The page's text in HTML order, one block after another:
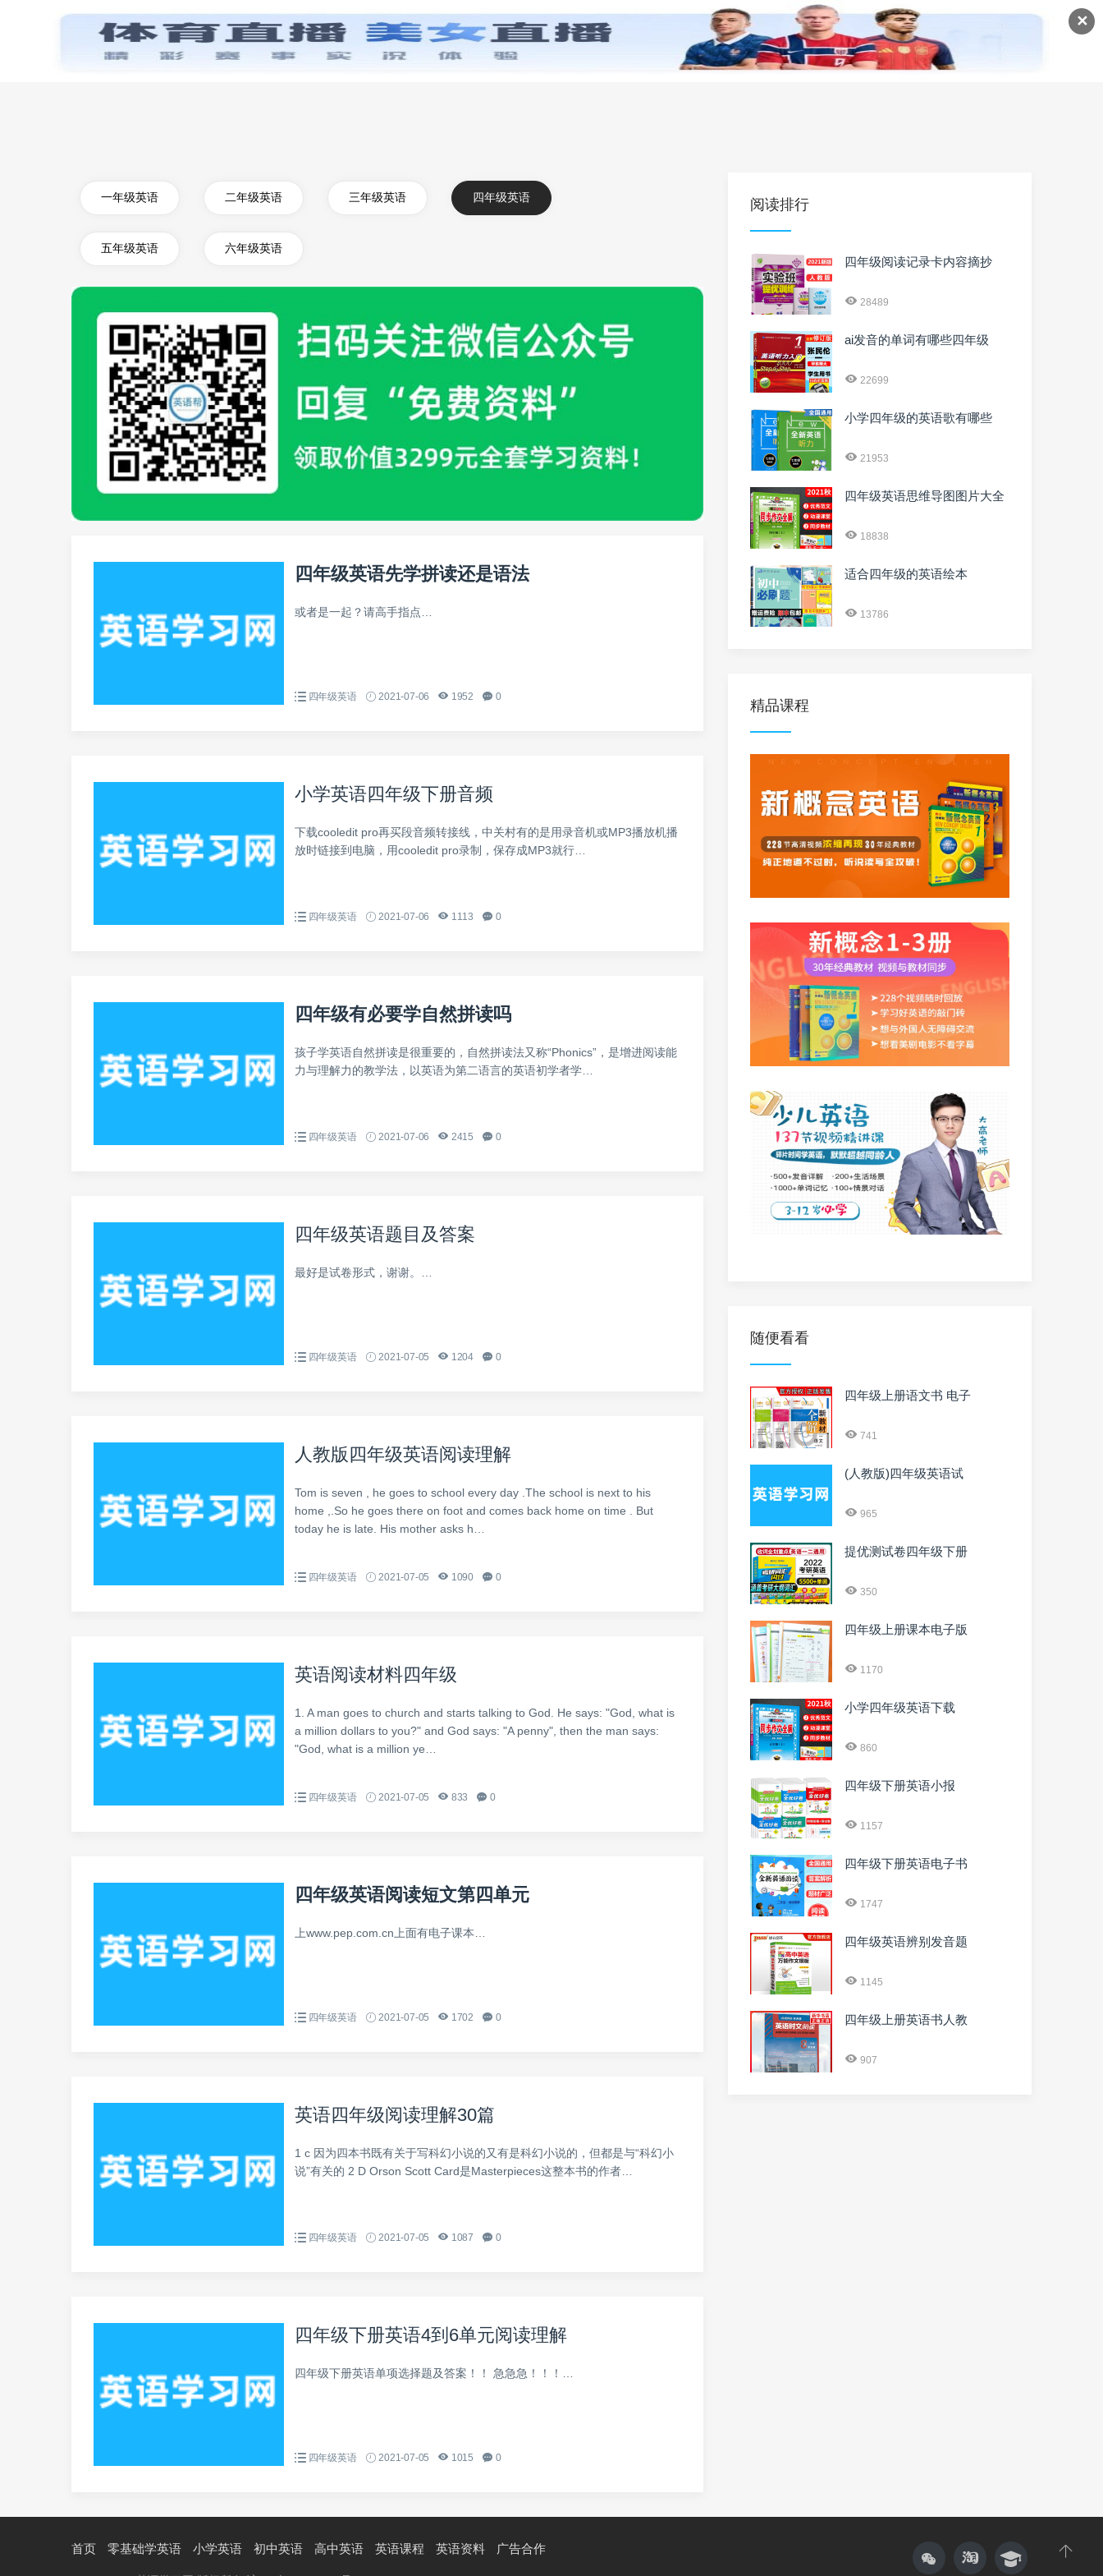
✕
首页 零基础学英语 小学英语 初中英语 高中英语 英语课程 英语资料
一年级英语 二年级英语 三年级英语 四年级英语
五年级英语 六年级英语
四年级英语先学拼读还是语法
或者是一起？请高手指点…
四年级英语 2021-07-06 1952 0
小学英语四年级下册音频
下载cooledit pro再买段音频转接线，中关村有的是用录音机或MP3播放机播
放时链接到电脑，用cooledit pro录制，保存成MP3就行…
四年级英语 2021-07-06 1113 0
四年级有必要学自然拼读吗
孩子学英语自然拼读是很重要的，自然拼读法又称“Phonics”，是增进阅读能
力与理解力的教学法，以英语为第二语言的英语初学者学…
四年级英语 2021-07-06 2415 0
四年级英语题目及答案
最好是试卷形式，谢谢。…
四年级英语 2021-07-05 1204 0
人教版四年级英语阅读理解
Tom is seven , he goes to school every day .The school is next to his
home ,.So he goes there on foot and comes back home on time . But
today he is late. His mother asks h…
四年级英语 2021-07-05 1090 0
英语阅读材料四年级
1. A man goes to church and starts talking to God. He says: "God, what is
a million dollars to you?" and God says: "A penny", then the man says:
"God, what is a million ye…
四年级英语 2021-07-05 833 0
四年级英语阅读短文第四单元
上www.pep.com.cn上面有电子课本…
四年级英语 2021-07-05 1702 0
英语四年级阅读理解30篇
1 c 因为四本书既有关于写科幻小说的又有是科幻小说的，但都是与“科幻小
说”有关的 2 D Orson Scott Card是Masterpieces这整本书的作者…
四年级英语 2021-07-05 1087 0
四年级下册英语4到6单元阅读理解
四年级下册英语单项选择题及答案！！ 急急急！！！…
四年级英语 2021-07-05 1015 0
阅读排行
四年级阅读记录卡内容摘抄
28489
ai发音的单词有哪些四年级
22699
小学四年级的英语歌有哪些
21953
四年级英语思维导图图片大全
18838
适合四年级的英语绘本
13786
精品课程
随便看看
四年级上册语文书 电子
741
(人教版)四年级英语试
965
提优测试卷四年级下册
350
四年级上册课本电子版
1170
小学四年级英语下载
860
四年级下册英语小报
1157
四年级下册英语电子书
1747
四年级英语辨别发音题
1145
四年级上册英语书人教
907
首页 零基础学英语 小学英语 初中英语 高中英语 英语课程 英语资料 广告合作